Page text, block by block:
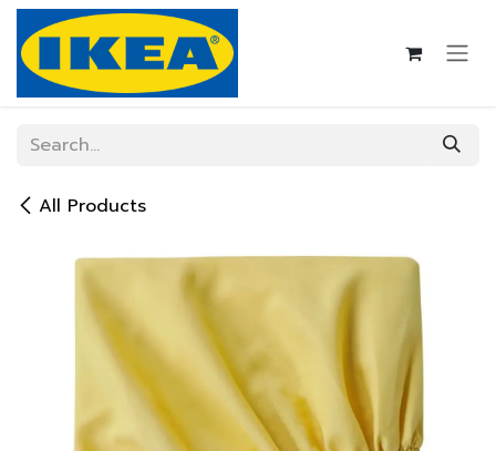
Skip to Content
All Products